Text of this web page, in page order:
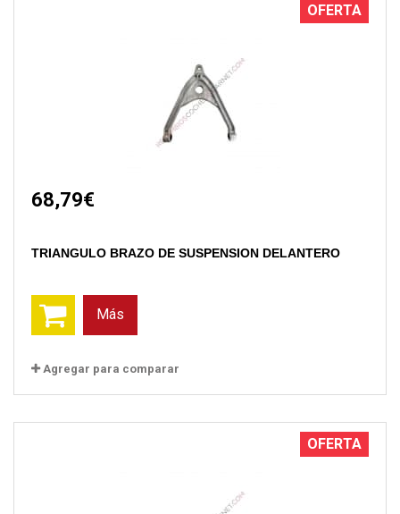
OFERTA
68,79€
TRIANGULO BRAZO DE SUSPENSION DELANTERO
Más
Agregar para comparar
OFERTA